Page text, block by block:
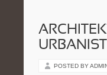
POSTED BY